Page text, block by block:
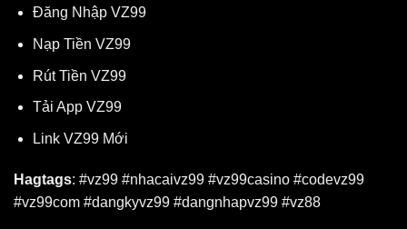
Đăng Nhập VZ99
Nạp Tiền VZ99
Rút Tiền VZ99
Tải App VZ99
Link VZ99 Mới
Hagtags: #vz99 #nhacaivz99 #vz99casino #codevz99
#vz99com #dangkyvz99 #dangnhapvz99 #vz88